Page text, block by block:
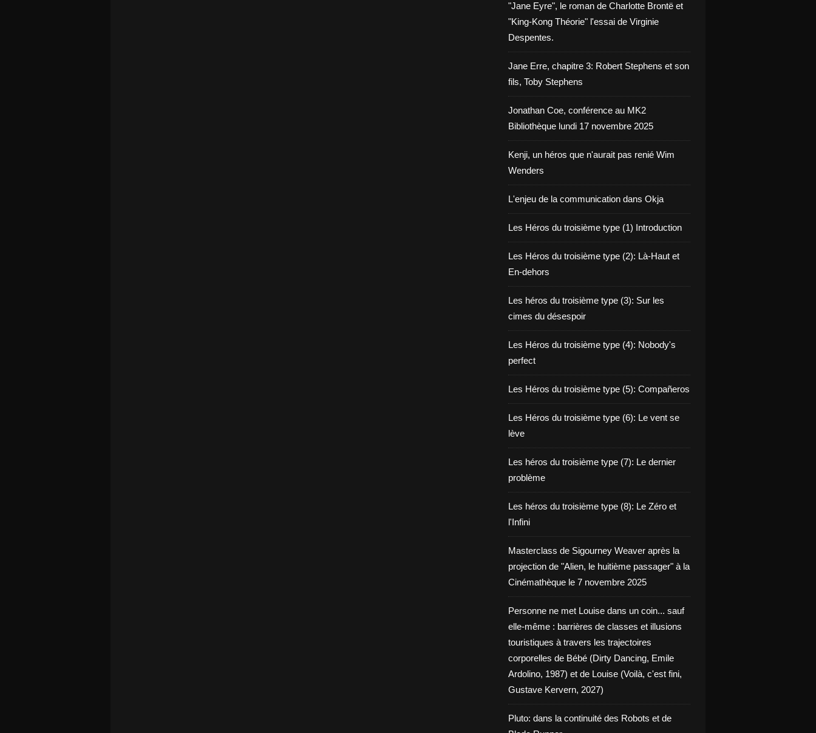
"Jane Eyre", le roman de Charlotte Brontë et
"King-Kong Théorie" l'essai de Virginie
Despentes.
Jane Erre, chapitre 3: Robert Stephens et son
fils, Toby Stephens
Jonathan Coe, conférence au MK2
Bibliothèque lundi 17 novembre 2025
Kenji, un héros que n'aurait pas renié Wim
Wenders
L'enjeu de la communication dans Okja
Les Héros du troisième type (1) Introduction
Les Héros du troisième type (2): Là-Haut et
En-dehors
Les héros du troisième type (3): Sur les
cimes du désespoir
Les Héros du troisième type (4): Nobody's
perfect
Les Héros du troisième type (5): Compañeros
Les Héros du troisième type (6): Le vent se
lève
Les héros du troisième type (7): Le dernier
problème
Les héros du troisième type (8): Le Zéro et
l'Infini
Masterclass de Sigourney Weaver après la
projection de "Alien, le huitième passager" à la
Cinémathèque le 7 novembre 2025
Personne ne met Louise dans un coin... sauf
elle-même : barrières de classes et illusions
touristiques à travers les trajectoires
corporelles de Bébé (Dirty Dancing, Emile
Ardolino, 1987) et de Louise (Voilà, c'est fini,
Gustave Kervern, 2027)
Pluto: dans la continuité des Robots et de